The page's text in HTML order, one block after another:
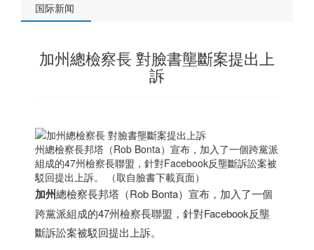
国际新闻
加州總檢察長 對臉書壟斷案提出上
訴
州總檢察長邦塔（Rob Bonta）宣布，加入了一個跨黨派
組成的47州檢察長聯盟，針對Facebook反壟斷訴訟案被
駁回提出上訴。 （取自臉書下載頁面）
加州總檢察長邦塔（Rob Bonta）宣布，加入了一個
跨黨派組成的47州檢察長聯盟，針對Facebook反壟
斷訴訟案被駁回提出上訴。